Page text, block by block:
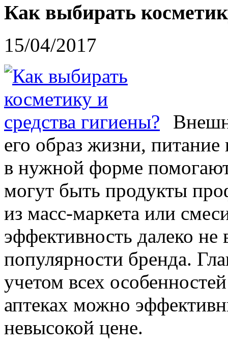
Как выбирать
15/04/2017
его образ жизни,
в нужной форме
могут быть продукты
из масс-маркета или
эффективность далеко не
популярности бренда.
учетом всех
аптеках можно
невысокой цене.